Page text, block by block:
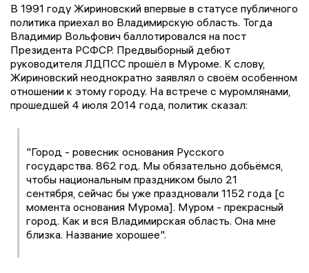
В 1991 году Жириновский впервые в статусе публичного
политика приехал во Владимирскую область. Тогда
Владимир Вольфович баллотировался на пост
Президента РСФСР. Предвыборный дебют
руководителя ЛДПСС прошёл в Муроме. К слову,
Жириновский неоднократно заявлял о своём особенном
отношении к этому городу. На встрече с муромлянами,
прошедшей 4 июля 2014 года, политик сказал:
"Город - ровесник основания Русского
государства. 862 год. Мы обязательно добьёмся,
чтобы национальным праздником было 21
сентября, сейчас бы уже праздновали 1152 года [с
момента основания Мурома]. Муром - прекрасный
город. Как и вся Владимирская область. Она мне
близка. Название хорошее".